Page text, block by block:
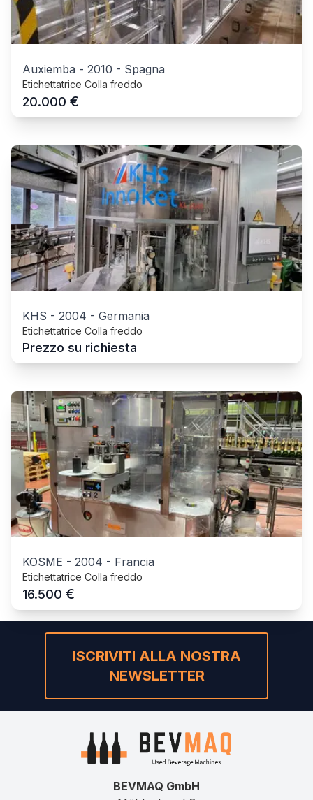
Auxiemba - 2010 - Spagna
Etichettatrice Colla freddo
20.000 €
KHS - 2004 - Germania
Etichettatrice Colla freddo
Prezzo su richiesta
KOSME - 2004 - Francia
Etichettatrice Colla freddo
16.500 €
ISCRIVITI ALLA NOSTRA
NEWSLETTER
BEVMAQ GmbH